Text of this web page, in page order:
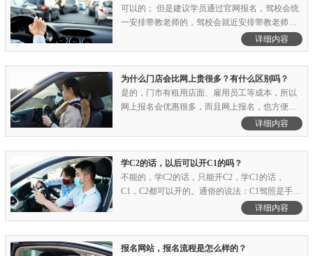
试：每天至少做.........
可以的； 但是建议学员通过官网报名，驾校会统
一安排带教老师的，驾校会就近安排带教老师
的；上海学车教练师傅都会有名额限制的，有的
师傅手下名额不多，就会出现排队等1年的事情，
而且报名交费比较不规范，有的师傅不会给学员
合同、发票等手续，如果中途学员碰到问题了，
就会比较麻烦。......
详细内容
为什么门店会比网上贵很多？有什么区别吗？
是的，门市有租用店面、雇用员工等成本，所以
网上报名会优惠很多，而且网上报名，也方便驾
校统一安排组织体检、报名，所以节省的费用直
接让利给学员了。门店报名和网上报名的区别：
都是一个驾校的学员，没有任何区别。另外需要
说明的是：网上报名只是网上预约学员信息，报
名交费都是到驾校现.........
详细内容
学C2的话，以后可以开C1的吗？
不能的，学C2的话，只能开C2，学C1的话，
C1，C2都可以开的。通俗的说法：C1驾照是手
动，可以开7座以下手动，自动的车辆；C2驾照
是自动，可以开7座以下的自动挡车辆；一般年纪
稍微大点的学员可以选C2驾照，学起来容易
点。......
详细内容
报名网站，报名流程是怎么样的？